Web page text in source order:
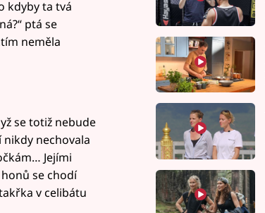
kdyby ta tvá
ptá se
neměla
se totiž nebude
nechovala
Jejími
se chodí
v celibátu